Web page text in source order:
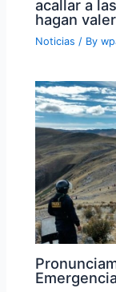
acallar a
hagan
Noticias / By